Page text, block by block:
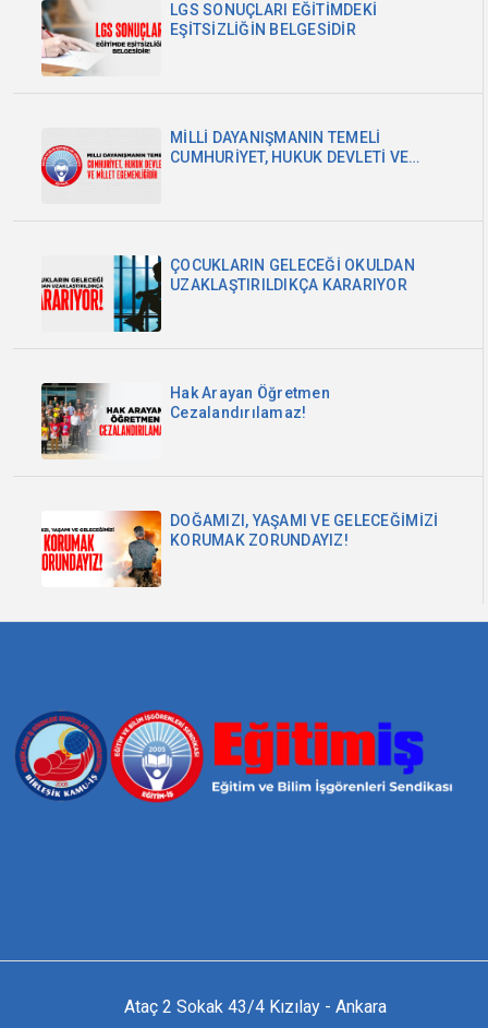
LGS SONUÇLARI EĞİTİMDEKİ
EŞİTSİZLİĞİN BELGESİDİR
MİLLİ DAYANIŞMANIN TEMELİ
CUMHURİYET, HUKUK DEVLETİ VE
ÇOCUKLARIN GELECEĞİ OKULDAN
UZAKLAŞTIRILDIKÇA KARARIYOR
Hak Arayan Öğretmen
Cezalandırılamaz!
DOĞAMIZI, YAŞAMI VE GELECEĞİMİZİ
KORUMAK ZORUNDAYIZ!
Ataç 2 Sokak 43/4 Kızılay - Ankara